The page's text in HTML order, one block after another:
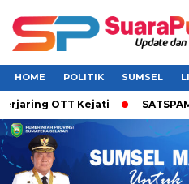
HOME POLITIK SUMSEL
OTT Kejati SATSPAM+